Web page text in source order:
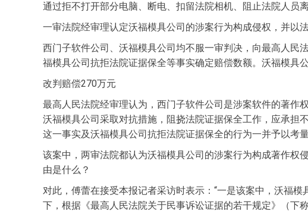
通过拒不打开部分电脑、断电、扣留法院相机、阻止法院人员
一审法院经审理认定沃福模具公司的涉案行为构成侵权，并以
西门子软件公司、沃福模具公司均不服一审判决，向最高人民
福模具公司抗拒法院证据保全等事实确定赔偿数额。沃福模具
改判赔偿270万元
最高人民法院经审理认为，西门子软件公司是涉案软件的著作
沃福模具公司采取对抗措施，阻挠法院证据保全工作，应承担
这一事实及沃福模具公司抗拒法院证据保全的行为一并予以考
该案中，两审法院都认为沃福模具公司的涉案行为构成著作权
由是什么？
对此，傅蕾在接受本报记者采访时表示：“一是该案中，沃福
下，根据《最高人民法院关于民事诉讼证据的若干规定》（下